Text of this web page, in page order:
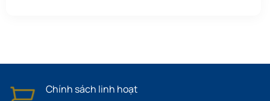
Chính sách linh hoạt